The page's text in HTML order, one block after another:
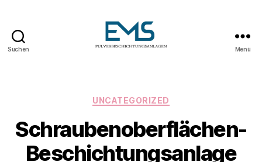
Suchen Menü
Kategorien
UNCATEGORIZED
Schraubenoberflächen-
Beschichtungsanlage